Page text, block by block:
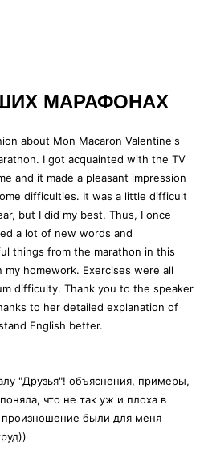
МАРАФОНАХ
about Mon Macaron Valentine's
I got acquainted with the TV
and it made a pleasant impression
difficulties. It was a little difficult
but I did my best. Thus, I once
a lot of new words and
things from the marathon in this
homework. Exercises were all
difficulty. Thank you to the speaker
to her detailed explanation of
English better.
"Друзья"! объяснения, примеры,
что не так уж и плоха в
были для меня